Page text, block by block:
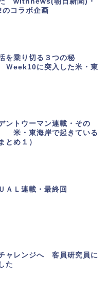
コラボ企画
を乗り切る３つの秘
に突入した米・東
ントウーマン連載・その
東海岸で起きている
とめ１）
ＡＬ連載・最終回
ャレンジへ 客員研究員に
た